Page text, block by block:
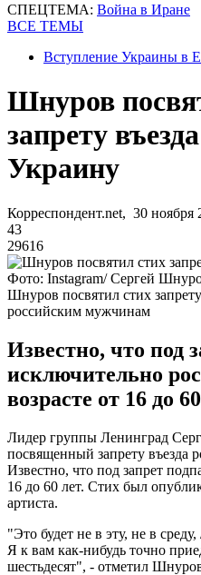
СПЕЦТЕМА: Война в Иране
ВСЕ ТЕМЫ
Вступление Украины в
Шнуров
запрету
Украину
Корреспондент.net, 30 ноября
43
29616
Фото: Instagram/ Сергей
Шнуров посвятил стих
российским мужчинам
Известно, что под
исключительно
возрасте от 16 до
Лидер группы Ленинград
посвященный запрету въезда
Известно, что под запрет
16 до 60 лет. Стих был
артиста.
"Это будет не в эту, не в
Я к вам как-нибудь точно
шестьдесят", - отметил